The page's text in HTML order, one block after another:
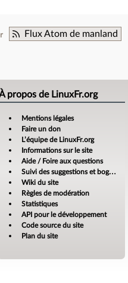
Flux Atom de manland
propos de LinuxFr.org
Mentions légales
Faire un don
L’équipe de LinuxFr.org
Informations sur le site
Aide / Foire aux questions
Suivi des suggestions et bogues
Wiki du site
Règles de modération
Statistiques
API pour le développement
Code source du site
Plan du site